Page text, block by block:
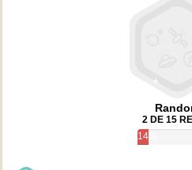
2 DE 15
14%